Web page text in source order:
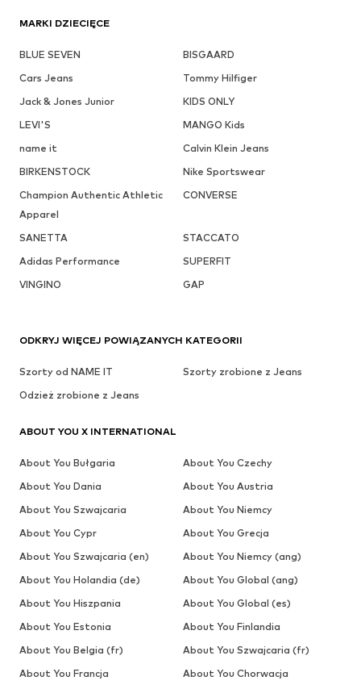
MARKI DZIECIĘCE
BLUE SEVEN
BISGAARD
Cars Jeans
Tommy Hilfiger
Jack & Jones Junior
KIDS ONLY
LEVI'S
MANGO Kids
name it
Calvin Klein Jeans
BIRKENSTOCK
Nike Sportswear
Champion Authentic Athletic
Apparel
CONVERSE
SANETTA
STACCATO
Adidas Performance
SUPERFIT
VINGINO
GAP
ODKRYJ WIĘCEJ POWIĄZANYCH KATEGORII
Szorty od NAME IT
Szorty zrobione z Jeans
Odzież zrobione z Jeans
ABOUT YOU X INTERNATIONAL
About You Bułgaria
About You Czechy
About You Dania
About You Austria
About You Szwajcaria
About You Niemcy
About You Cypr
About You Grecja
About You Szwajcaria (en)
About You Niemcy (ang)
About You Holandia (de)
About You Global (ang)
About You Hiszpania
About You Global (es)
About You Estonia
About You Finlandia
About You Belgia (fr)
About You Szwajcaria (fr)
About You Francja
About You Chorwacja